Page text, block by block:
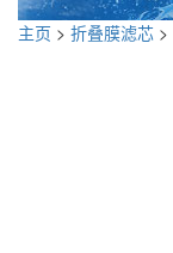
主页 > 折叠膜滤芯 >